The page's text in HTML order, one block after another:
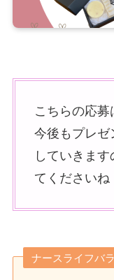
こちらの応募
今後もプレゼ
していきま
てくださいね
ナースライフバ